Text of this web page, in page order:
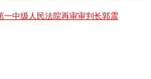
一中级人民法院再审审判长郭震